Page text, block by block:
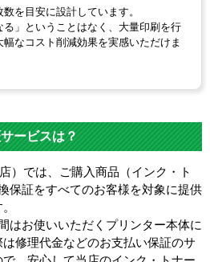
を目安に設計しています。
る」ということはなく、大量印刷を行
なコスト削減効果を実感いただけま
ービスは？
）では、ご購入商品（インク・ト
保証をすべてのお客様を対象に提供
はお使いいただくプリンター本体に
修理代金などのお支払い保証のサ